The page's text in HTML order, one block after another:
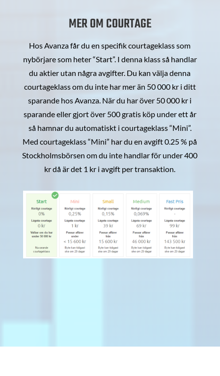
MER OM COURTAGE
Hos Avanza får du en specifik courtageklass som
nybörjare som heter “Start”. I denna klass så handlar
du aktier utan några avgifter. Du kan välja denna
courtageklass om du inte har mer än 50 000 kr i ditt
sparande hos Avanza. När du har över 50 000 kr i
sparande eller gjort över 500 gratis köp under ett år
så hamnar du automatiskt i courtageklass “Mini”.
Med courtageklass “Mini” har du en avgift 0.25 % på
Stockholmsbörsen om du inte handlar för under 400
kr då är det 1 kr i avgift per transaktion.